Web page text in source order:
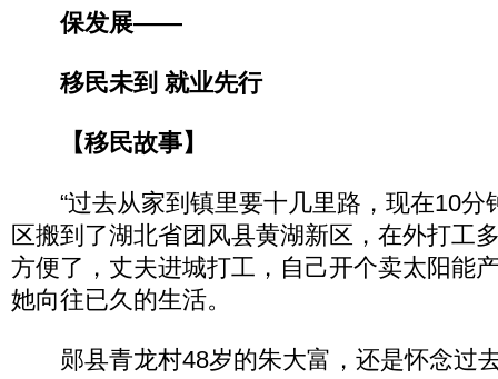
保发展——
移民未到 就业先行
【移民故事】
“过去从家到镇里要十几里路，现在10分
区搬到了湖北省团风县黄湖新区，在外打工
方便了，丈夫进城打工，自己开个卖太阳能
她向往已久的生活。
郧县青龙村48岁的朱大富，还是怀念过去